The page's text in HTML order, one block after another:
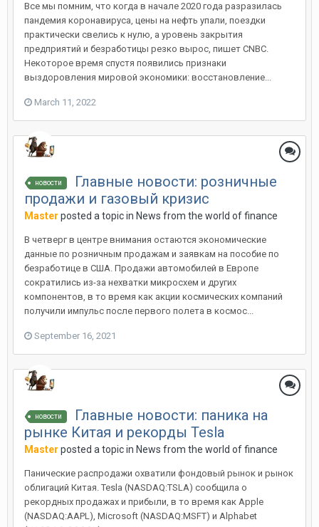
Все мы помним, что когда в начале 2020 года разразилась
пандемия коронавируса, цены на нефть упали, поездки
практически свелись к нулю, а уровень закрытия
предприятий и безработицы резко вырос, пишет CNBC.
Некоторое время спустя появились признаки
выздоровления мировой экономики: восстановление...
March 11, 2022
новости
Главные новости: розничные
продажи и газовый кризис
Master posted a topic in News from the world of finance
В четверг в центре внимания остаются экономические
данные по розничным продажам и заявкам на пособие по
безработице в США. Продажи автомобилей в Европе
сократились из-за нехватки микросхем и других
компонентов, в то время как акции космических компаний
получили импульс после первого полета в космос...
September 16, 2021
новости
Главные новости: паника на
рынке Китая и рекорды Tesla
Master posted a topic in News from the world of finance
Панические распродажи охватили фондовый рынок и рынок
облигаций Китая. Tesla (NASDAQ:TSLA) сообщила о
рекордных продажах и прибыли, в то время как Apple
(NASDAQ:AAPL), Microsoft (NASDAQ:MSFT) и Alphabet